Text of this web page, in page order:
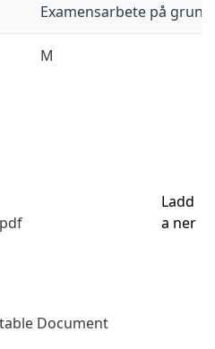
Examensarbete på
M
Document
Ladd
a ner